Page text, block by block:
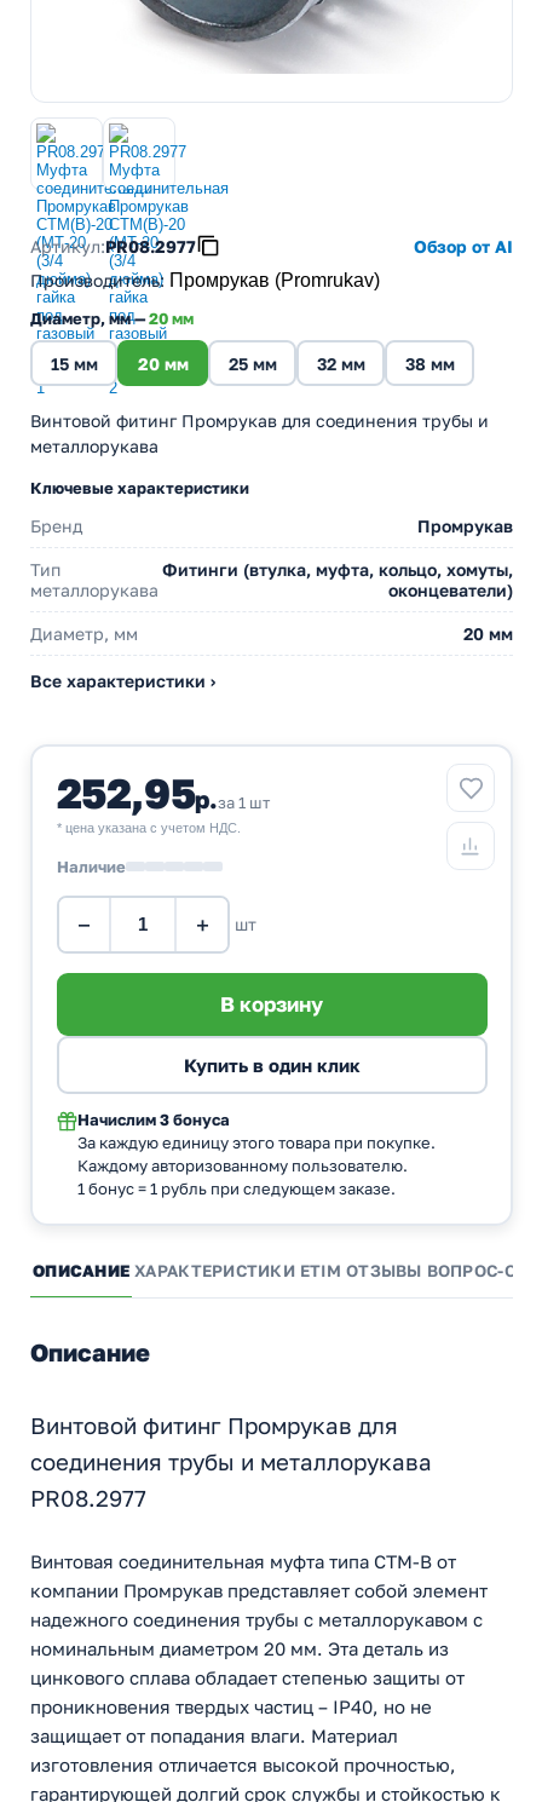
Артикул:PR08.2977
Обзор от AI
Производитель: Промрукав (Promrukav)
Диаметр, мм —20 мм
15 мм 20 мм 25 мм 32 мм 38 мм
Винтовой фитинг Промрукав для соединения трубы и
металлорукава
Ключевые характеристики
Бренд Промрукав
Тип
металлорукава
Фитинги (втулка, муфта, кольцо, хомуты,
оконцеватели)
Диаметр, мм 20 мм
Все характеристики ›
252,95р.за 1 шт
* цена указана с учетом НДС.
Наличие
− + шт
Начислим 3 бонуса
За каждую единицу этого товара при покупке.
Каждому авторизованному пользователю.
1 бонус = 1 рубль при следующем заказе.
ОПИСАНИЕ ХАРАКТЕРИСТИКИ ETIM ОТЗЫВЫ ВОПРОС-
Описание
Винтовой фитинг Промрукав для
соединения трубы и металлорукава
PR08.2977
Винтовая соединительная муфта типа СТМ-В от
компании Промрукав представляет собой элемент
надежного соединения трубы с металлорукавом с
номинальным диаметром 20 мм. Эта деталь из
цинкового сплава обладает степенью защиты от
проникновения твердых частиц – IP40, но не
защищает от попадания влаги. Материал
изготовления отличается высокой прочностью,
гарантирующей долгий срок службы и стойкостью к